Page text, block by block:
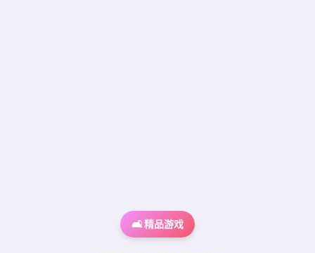
🛋️ 精品游戏